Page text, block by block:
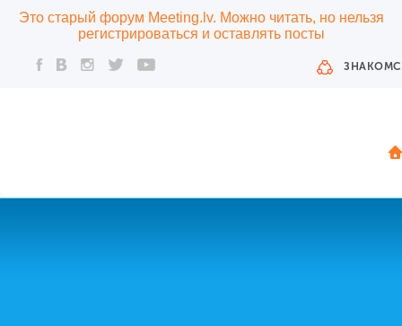
Это старый форум Meeting.lv. Можно читать, но нельзя
регистрироваться и оставлять посты